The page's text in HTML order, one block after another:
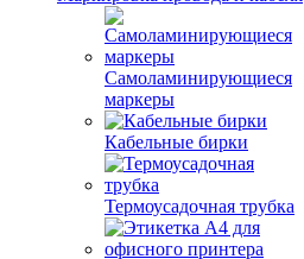
Самоламинирующиеся
маркеры
Кабельные бирки
Термоусадочная трубка